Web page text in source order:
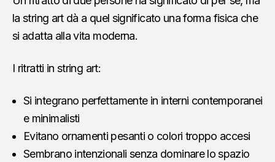
la string art dà a quel significato una forma fisica che
si adatta alla vita moderna.
I ritratti in string art:
Si integrano perfettamente in interni contemporanei
e minimalisti
Evitano ornamenti pesanti o colori troppo accesi
Sembrano intenzionali senza dominare lo spazio